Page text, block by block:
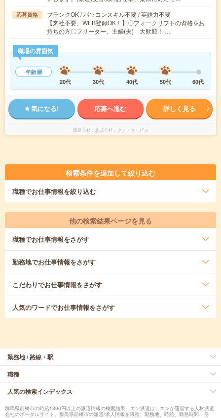
応募資格
ブランクOK / パソコンスキル不要 / 英語力不要
【来社不要、WEB登録OK！】〇フォークリフトの資格をお
持ちの方〇フリーター、主婦(夫) 大歓迎！ …
職場の雰囲気
年齢層
20代
30代 40代 50代 60代
気になる! 応募へ進む 詳しく見る
派遣会社 株式会社テクノ・サービス
検索条件を追加して絞り込む
職種でお仕事情報を絞り込む
他の検索結果ページを見る
職種でお仕事情報をさがす
勤務地でお仕事情報をさがす
こだわりでお仕事情報をさがす
人気のワードでお仕事情報をさがす
勤務地 / 路線・駅
職種
人気の検索インデックス
群馬県前橋市の時給1800円以上の派遣情報の検索結果。エン派遣は、エンが運営する人材派遣
会社のポータルサイト。群馬県前橋市の派遣/求人情報を職種、勤務地、時給、勤務時間、長